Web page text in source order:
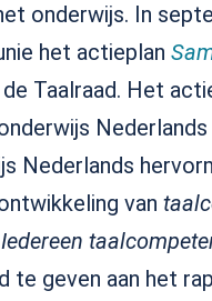
onderwijs. In
het actieplan
de Taalraad. Het
Nederlands
Nederlands
van
Iedereen
te geven aan het